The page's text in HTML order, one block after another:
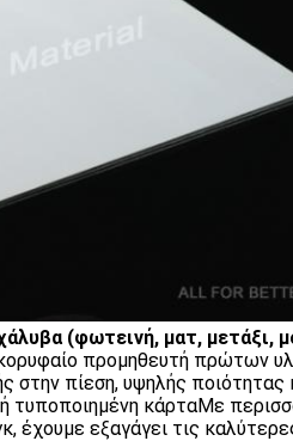
(φωτεινή, ματ, μετάξι,
προμηθευτή πρώτων
στην πίεση, υψηλής
τυποποιημένη κάρταΜε
έχουμε εξαγάγει τις